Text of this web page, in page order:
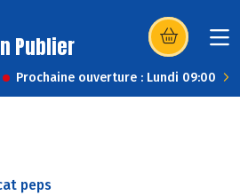
Publier (s’ouvre dans
Prochaine ouverture : Lundi 09:00
peps